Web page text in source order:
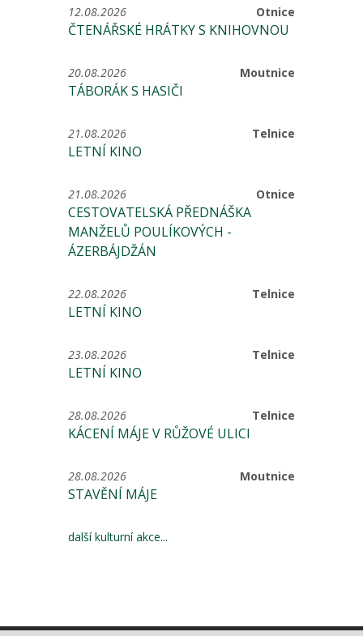
Otnice
12.08.2026
ČTENÁŘSKÉ HRÁTKY S KNIHOVNOU
Moutnice
20.08.2026
TÁBORÁK S HASIČI
Telnice
21.08.2026
LETNÍ KINO
Otnice
21.08.2026
CESTOVATELSKÁ PŘEDNÁŠKA
MANŽELŮ POULÍKOVÝCH -
ÁZERBÁJDŽÁN
Telnice
22.08.2026
LETNÍ KINO
Telnice
23.08.2026
LETNÍ KINO
Telnice
28.08.2026
KÁCENÍ MÁJE V RŮŽOVÉ ULICI
Moutnice
28.08.2026
STAVĚNÍ MÁJE
další kulturní akce...